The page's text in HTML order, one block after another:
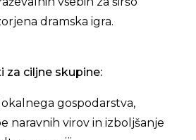
dramska igra.
za ciljne skupine:
gospodarstva,
naravnih virov in izboljšanje